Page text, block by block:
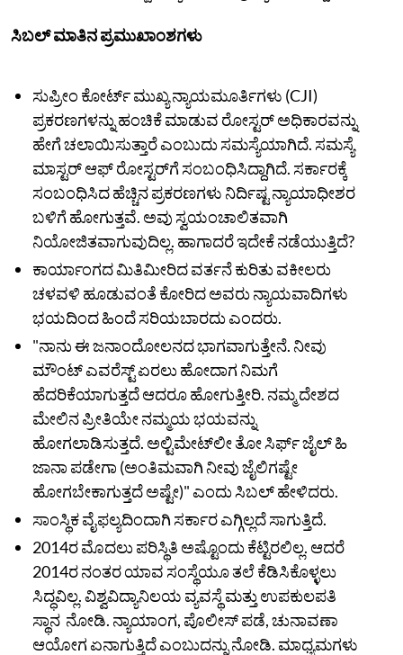
ಸಿಬಲ್‌ ಮಾತಿನ ಪ್ರಮುಖಾಂಶಗಳು
ಸುಪ್ರೀಂ ಕೋರ್ಟ್‌ ಮುಖ್ಯ ನ್ಯಾಯಮೂರ್ತಿಗಳು (CJI)
ಪ್ರಕರಣಗಳನ್ನು ಹಂಚಿಕೆ ಮಾಡುವ ರೋಸ್ಟರ್ ಅಧಿಕಾರವನ್ನು
ಹೇಗೆ ಚಲಾಯಿಸುತ್ತಾರೆ ಎಂಬುದು ಸಮಸ್ಯೆಯಾಗಿದೆ. ಸಮಸ್ಯೆ
ಮಾಸ್ಟರ್ ಆಫ್ ರೋಸ್ಟರ್‌ಗೆ ಸಂಬಂಧಿಸಿದ್ದಾಗಿದೆ. ಸರ್ಕಾರಕ್ಕೆ
ಸಂಬಂಧಿಸಿದ ಹೆಚ್ಚಿನ ಪ್ರಕರಣಗಳು ನಿರ್ದಿಷ್ಟ ನ್ಯಾಯಾಧೀಶರ
ಬಳಿಗೆ ಹೋಗುತ್ತವೆ. ಅವು ಸ್ವಯಂಚಾಲಿತವಾಗಿ
ನಿಯೋಜಿತವಾಗುವುದಿಲ್ಲ. ಹಾಗಾದರೆ ಇದೇಕೆ ನಡೆಯುತ್ತಿದೆ?
ಕಾರ್ಯಾಂಗದ ಮಿತಿಮೀರಿದ ವರ್ತನೆ ಕುರಿತು ವಕೀಲರು
ಚಳವಳಿ ಹೂಡುವಂತೆ ಕೋರಿದ ಅವರು ನ್ಯಾಯವಾದಿಗಳು
ಭಯದಿಂದ ಹಿಂದೆ ಸರಿಯಬಾರದು ಎಂದರು.
"ನಾನು ಈ ಜನಾಂದೋಲನದ ಭಾಗವಾಗುತ್ತೇನೆ. ನೀವು
ಮೌಂಟ್ ಎವರೆಸ್ಟ್ ಏರಲು ಹೋದಾಗ ನಿಮಗೆ
ಹೆದರಿಕೆಯಾಗುತ್ತದೆ ಆದರೂ ಹೋಗುತ್ತೀರಿ. ನಮ್ಮ ದೇಶದ
ಮೇಲಿನ ಪ್ರೀತಿಯೇ ನಮ್ಮಯ ಭಯವನ್ನು
ಹೋಗಲಾಡಿಸುತ್ತದೆ. ಅಲ್ಟಿಮೇಟ್‌ಲೀ ತೋ ಸಿರ್ಫ್‌ ಜೈಲ್‌ ಹಿ
ಜಾನಾ ಪಡೇಗಾ (ಅಂತಿಮವಾಗಿ ನೀವು ಜೈಲಿಗಷ್ಟೇ
ಹೋಗಬೇಕಾಗುತ್ತದೆ ಅಷ್ಟೇ)" ಎಂದು ಸಿಬಲ್ ಹೇಳಿದರು.
ಸಾಂಸ್ಥಿಕ ವೈಫಲ್ಯದಿಂದಾಗಿ ಸರ್ಕಾರ ಎಗ್ಗಿಲ್ಲದೆ ಸಾಗುತ್ತಿದೆ.
2014ರ ಮೊದಲು ಪರಿಸ್ಥಿತಿ ಅಷ್ಟೊಂದು ಕೆಟ್ಟಿರಲಿಲ್ಲ. ಆದರೆ
2014ರ ನಂತರ ಯಾವ ಸಂಸ್ಥೆಯೂ ತಲೆ ಕೆಡಿಸಿಕೊಳ್ಳಲು
ಸಿದ್ಧವಿಲ್ಲ. ವಿಶ್ವವಿದ್ಯಾನಿಲಯ ವ್ಯವಸ್ಥೆ ಮತ್ತು ಉಪಕುಲಪತಿ
ಸ್ಥಾನ ನೋಡಿ. ನ್ಯಾಯಾಂಗ, ಪೊಲೀಸ್ ಪಡೆ, ಚುನಾವಣಾ
ಆಯೋಗ ಏನಾಗುತ್ತಿದೆ ಎಂಬುದನ್ನು ನೋಡಿ. ಮಾಧ್ಯಮಗಳು